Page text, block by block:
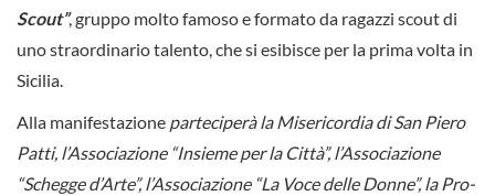
Scout”, gruppo molto famoso e formato da ragazzi scout di
uno straordinario talento, che si esibisce per la prima volta in
Sicilia.
Alla manifestazione parteciperà la Misericordia di San Piero
Patti, l’Associazione “Insieme per la Città”, l’Associazione
“Schegge d’Arte”, l’Associazione “La Voce delle Donne”, la Pro-